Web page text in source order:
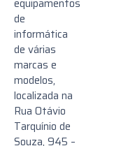
de
informática
de várias
marcas e
modelos,
localizada na
Rua Otávio
Tarquínio de
Souza, 945 –